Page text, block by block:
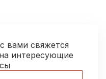
вами свяжется
интересующие